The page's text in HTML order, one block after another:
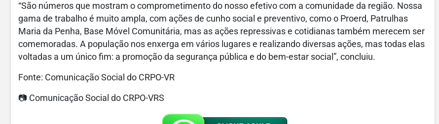
“São números que mostram o comprometimento do nosso efetivo com a comunidade da região. Nossa
gama de trabalho é muito ampla, com ações de cunho social e preventivo, como o Proerd, Patrulhas
Maria da Penha, Base Móvel Comunitária, mas as ações repressivas e cotidianas também merecem ser
comemoradas. A população nos enxerga em vários lugares e realizando diversas ações, mas todas elas
voltadas a um único fim: a promoção da segurança pública e do bem-estar social”, concluiu.
Fonte: Comunicação Social do CRPO-VR
📷 Comunicação Social do CRPO-VRS